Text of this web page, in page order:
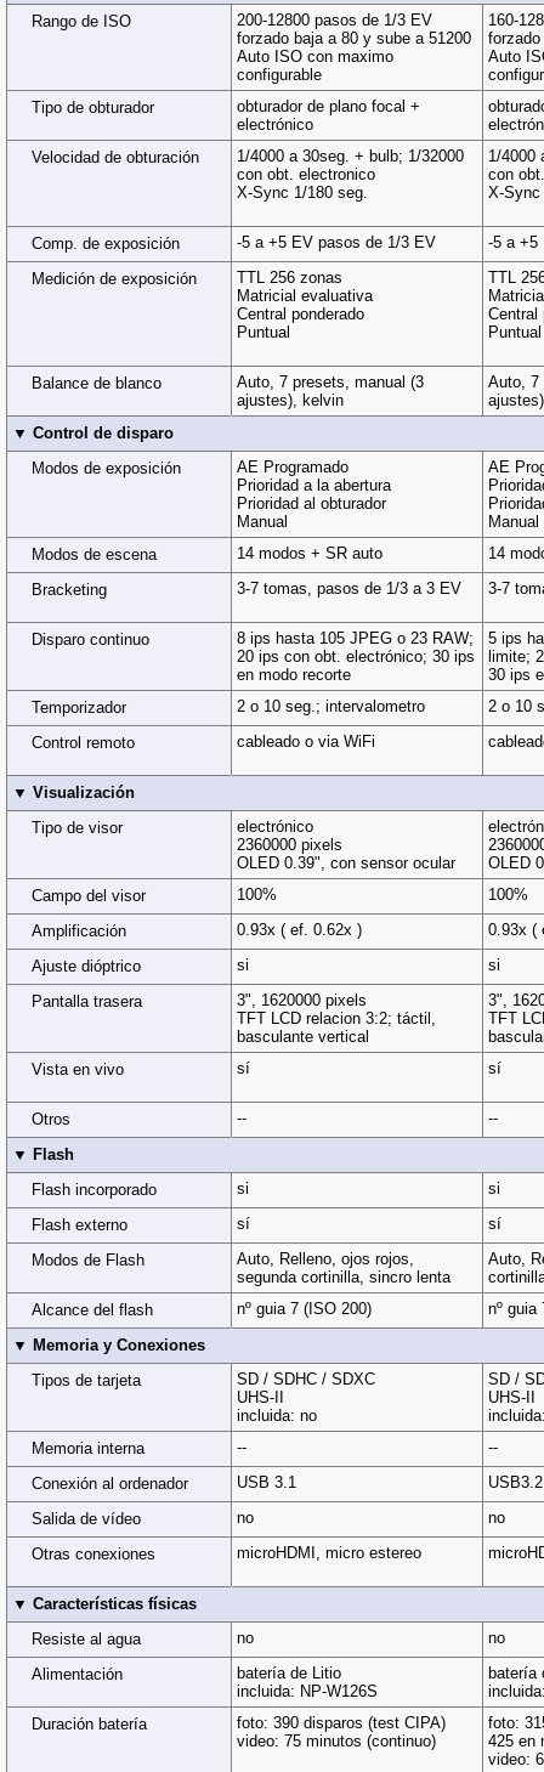
Rango de ISO
200-12800 pasos de 1/3 EV
forzado baja a 80 y sube a 51200
Auto ISO con maximo
configurable
160-
Auto
Tipo de obturador
obturador de plano focal +
electrónico
Velocidad de obturación
1/4000 a 30seg. + bulb; 1/32000
con obt. electronico
X-Sync 1/180 seg.
1/4000
con
X-Sync
Comp. de exposición -5 a +5 EV pasos de 1/3 EV
-5 a +5
Medición de exposición
TTL 256 zonas
Matricial evaluativa
Central ponderado
Puntual
TTL
Central
Puntual
Balance de blanco
Auto, 7 presets, manual (3
ajustes), kelvin
Auto, 7
▼ Control de disparo
Modos de exposición
AE Programado
Prioridad a la abertura
Prioridad al obturador
Manual
AE
Manual
Modos de escena
14 modos + SR auto
14
Bracketing
3-7 tomas, pasos de 1/3 a 3 EV 3-7
Disparo continuo
8 ips hasta 105 JPEG o 23 RAW;
20 ips con obt. electrónico; 30 ips
en modo recorte
5 ips
limite;
30 ips
Temporizador
2 o 10 seg.; intervalometro
2 o 10
Control remoto
cableado o via WiFi
▼ Visualización
Tipo de visor
electrónico
2360000 pixels
OLED 0.39", con sensor ocular
OLED
Campo del visor
100%
100%
Amplificación
0.93x ( ef. 0.62x )
0.93x (
Ajuste dióptrico
si
si
Pantalla trasera
3", 1620000 pixels
TFT LCD relacion 3:2; táctil,
basculante vertical
3",
TFT
Vista en vivo
sí sí
Otros --
--
▼ Flash
Flash incorporado
si
si
Flash externo
sí
sí
Modos de Flash
Auto, Relleno, ojos rojos,
segunda cortinilla, sincro lenta
Auto,
Alcance del flash
nº guia 7 (ISO 200)
nº guia
▼ Memoria y Conexiones
Tipos de tarjeta
SD / SDHC / SDXC
UHS-II
incluida: no
SD /
UHS-II
Memoria interna
--
--
Conexión al ordenador
USB 3.1
Salida de vídeo
no
no
Otras conexiones
microHDMI, micro estereo
▼ Características físicas
Resiste al agua
no
no
Alimentación
batería de Litio
incluida: NP-W126S
batería
Duración batería
foto: 390 disparos (test CIPA)
video: 75 minutos (continuo)
foto:
425 en
video: